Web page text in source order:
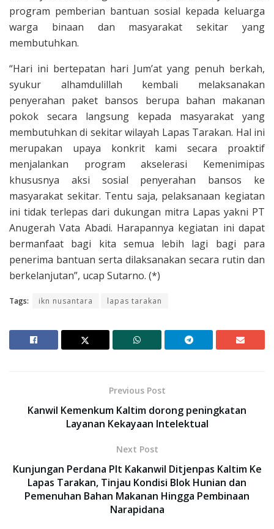
program pemberian bantuan sosial kepada keluarga
warga binaan dan masyarakat sekitar yang
membutuhkan.
“Hari ini bertepatan hari Jum’at yang penuh berkah,
syukur alhamdulillah kembali melaksanakan
penyerahan paket bansos berupa bahan makanan
pokok secara langsung kepada masyarakat yang
membutuhkan di sekitar wilayah Lapas Tarakan. Hal ini
merupakan upaya konkrit kami secara proaktif
menjalankan program akselerasi Kemenimipas
khususnya aksi sosial penyerahan bansos ke
masyarakat sekitar. Tentu saja, pelaksanaan kegiatan
ini tidak terlepas dari dukungan mitra Lapas yakni PT
Anugerah Vata Abadi. Harapannya kegiatan ini dapat
bermanfaat bagi kita semua lebih lagi bagi para
penerima bantuan serta dilaksanakan secara rutin dan
berkelanjutan”, ucap Sutarno. (*)
Tags: ikn nusantara lapas tarakan
Previous Post
Kanwil Kemenkum Kaltim dorong peningkatan
Layanan Kekayaan Intelektual
Next Post
Kunjungan Perdana Plt Kakanwil Ditjenpas Kaltim Ke
Lapas Tarakan, Tinjau Kondisi Blok Hunian dan
Pemenuhan Bahan Makanan Hingga Pembinaan
Narapidana